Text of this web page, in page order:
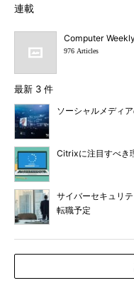
連載
Computer
976 Articles
最新 3 件
ソーシャルメディ
Citrixに注目すべき
サイバーセキュリ
転職予定